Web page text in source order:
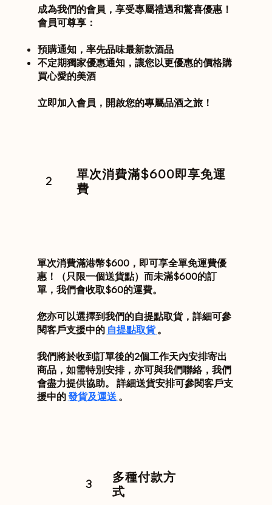
3
多種付款方
式
2
​單次消費滿$600即享免運
費
成為我們的會員，享受專屬禮遇和驚喜優惠！
會員可尊享：
預購通知，率先品味最新款酒品
不定期獨家優惠通知，讓您以更優惠的價格購
買心愛的美酒
立即加入會員，開啟您的專屬品酒之旅！
單次消費滿港幣$600，即可享全單免運費優
惠！（只限一個送貨點）而未滿$600的訂
單，我們會收取$60的運費。
您亦可以選擇到我們的自提點取貨，詳細可參
閱客戶支援中的 自提點取貨 。
我們將於收到訂單後的2個工作天內安排寄出
商品，如需特別安排，亦可與我們聯絡，我們
會盡力提供協助。 詳細送貨安排可參閱客戶支
援中的發貨及運送 。